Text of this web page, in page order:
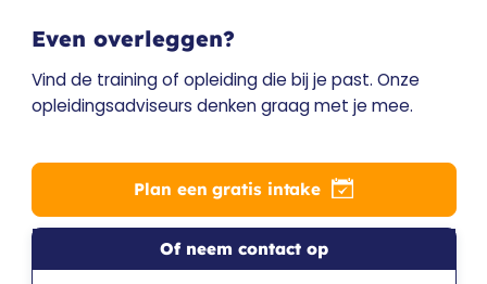
Even overleggen?
Vind de training of opleiding die bij je past. Onze
opleidingsadviseurs denken graag met je mee.
Plan een gratis intake
Of neem contact op